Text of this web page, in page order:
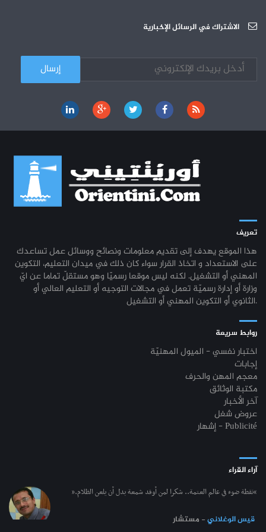
الاشتراك في الرسائل الإخبارية
تعريف
هذا الموقع يهدف إلى تقديم معلومات ونصائح ووسائل عمل تساعدك
على الاستعداد و اتخاذ القرار سواء كان ذلك في ميدان التعليم، التكوين
المهني أو التشغيل. لكنه ليس موقعا رسميّا وهو مستقلّ تماما عن ايّ
وزارة أو إدارة رسميّة تعمل في مجالات التوجيه أو التعليم العالي أو
الثانوي أو التكوين المهني أو التشغيل.
روابط سريعة
اختبار نفسي - الميول المهنيّة
إجابات
معجم المهن والحرف
مكتبة الوثائق
آخر الأخبار
عروض شغل
إشهار - Publicité
آراء القراء
“نقطة ضوء في عالم العتمة.. شكرا لمن أوقد شمعة بدل أن يلعن الظلام.”
قيس الوغلاني- مستشار